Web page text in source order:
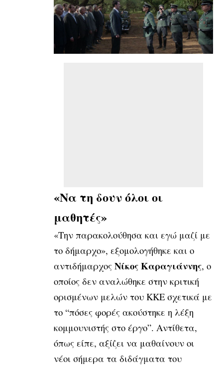
«Να τη δουν όλοι οι
μαθητές»
«Την παρακολούθησα και εγώ μαζί με
το δήμαρχο», εξομολογήθηκε και ο
αντιδήμαρχος Νίκος Καραγιάννης, ο
οποίος δεν αναλώθηκε στην κριτική
ορισμένων μελών του ΚΚΕ σχετικά με
το “πόσες φορές ακούστηκε η λέξη
κομμουνιστής στο έργο”. Αντίθετα,
όπως είπε, αξίζει να μαθαίνουν οι
νέοι σήμερα τα διδάγματα του